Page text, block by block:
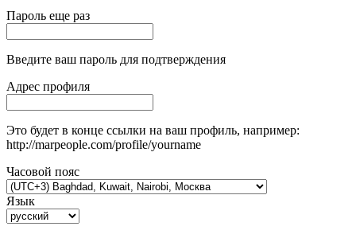
Пароль еще раз
Введите ваш пароль для подтверждения
Адрес профиля
Это будет в конце ссылки на ваш профиль, например:
http://marpeople.com/profile/yourname
Часовой пояс
Язык